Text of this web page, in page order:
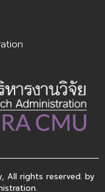
All rights reserved. by